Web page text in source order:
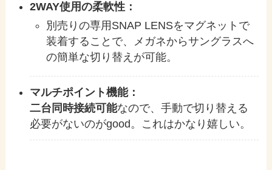
2WAY使用の柔軟性：
別売りの専用SNAP LENSをマグネットで
装着することで、メガネからサングラスへ
の簡単な切り替えが可能。
マルチポイント機能：
二台同時接続可能なので、手動で切り替える
必要がないのがgood。これはかなり嬉しい。